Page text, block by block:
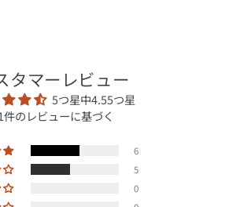
タマーレビュー
5つ星中4.55つ星
件のレビューに基づく
6
5
0